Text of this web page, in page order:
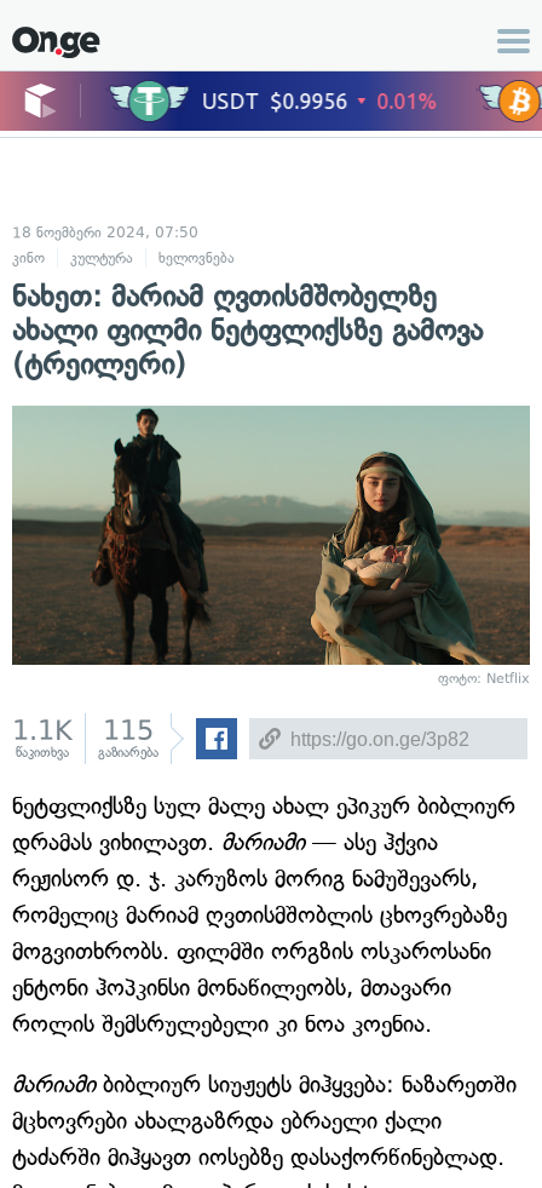
18 ნოემბერი 2024, 07:50
კინო
კულტურა ხელოვნება
ნახეთ: მარიამ ღვთისმშობელზე
ახალი ფილმი ნეტფლიქსზე გამოვა
(ტრეილერი)
ფოტო: Netflix
1.1K
წაკითხვა
115
გაზიარება
ნეტფლიქსზე სულ მალე ახალ ეპიკურ ბიბლიურ
დრამას ვიხილავთ. მარიამი— ასე ჰქვია
რეჟისორ დ. ჯ. კარუზოს მორიგ ნამუშევარს,
რომელიც მარიამ ღვთისმშობლის ცხოვრებაზე
მოგვითხრობს. ფილმში ორგზის ოსკაროსანი
ენტონი ჰოპკინსი მონაწილეობს, მთავარი
როლის შემსრულებელი კი ნოა კოენია.
მარიამიბიბლიურ სიუჟეტს მიჰყვება: ნაზარეთში
მცხოვრები ახალგაზრდა ებრაელი ქალი
ტაძარში მიჰყავთ იოსებზე დასაქორწინებლად.